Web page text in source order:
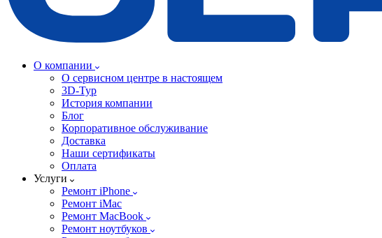
О компании
О сервисном центре в настоящем
3D-Тур
История компании
Блог
Корпоративное обслуживание
Доставка
Наши сертификаты
Оплата
Услуги
Ремонт iPhone
Ремонт iMac
Ремонт MacBook
Ремонт ноутбуков